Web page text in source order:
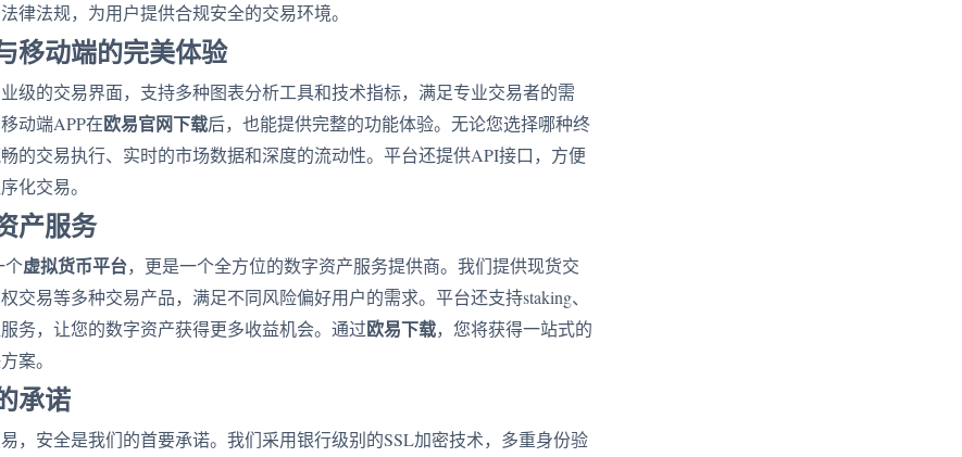
律法规，为用户提供合规安全的交易环境。
移动端的完美体验
级的交易界面，支持多种图表分析工具和技术指标，满足专业交易者的需
动端APP在欧易官网下载后，也能提供完整的功能体验。无论您选择哪种终
的交易执行、实时的市场数据和深度的流动性。平台还提供API接口，方便
化交易。
产服务
个虚拟货币平台，更是一个全方位的数字资产服务提供商。我们提供现货交
交易等多种交易产品，满足不同风险偏好用户的需求。平台还支持staking、
务，让您的数字资产获得更多收益机会。通过欧易下载，您将获得一站式的
案。
承诺
，安全是我们的首要承诺。我们采用银行级别的SSL加密技术，多重身份验